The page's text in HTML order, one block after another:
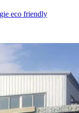
eco friendly